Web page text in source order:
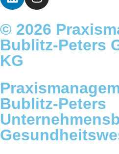
© 2026
Bublitz-Peters
KG
Bublitz-Peters